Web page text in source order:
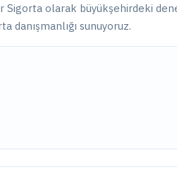
Sigorta olarak büyükşehirdeki
danışmanlığı sunuyoruz.